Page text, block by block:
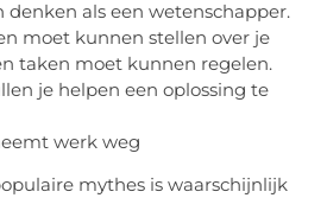
als een wetenschapper.
moet kunnen stellen over je
taken moet kunnen regelen.
je helpen een oplossing te
werk weg
mythes is waarschijnlijk